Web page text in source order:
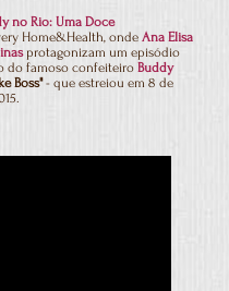
no Rio: Uma Doce
Home&Health, onde Ana Elisa
protagonizam um episódio
do famoso confeiteiro Buddy
Boss"- que estreiou em 8 de